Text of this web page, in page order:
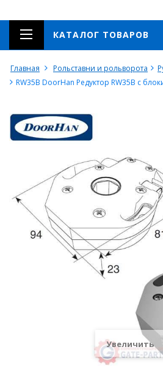
КАТАЛОГ ТОВАРОВ
Главная Рольставни и рольворота
RW35B DoorHan Редуктор RW35B с
Увеличить